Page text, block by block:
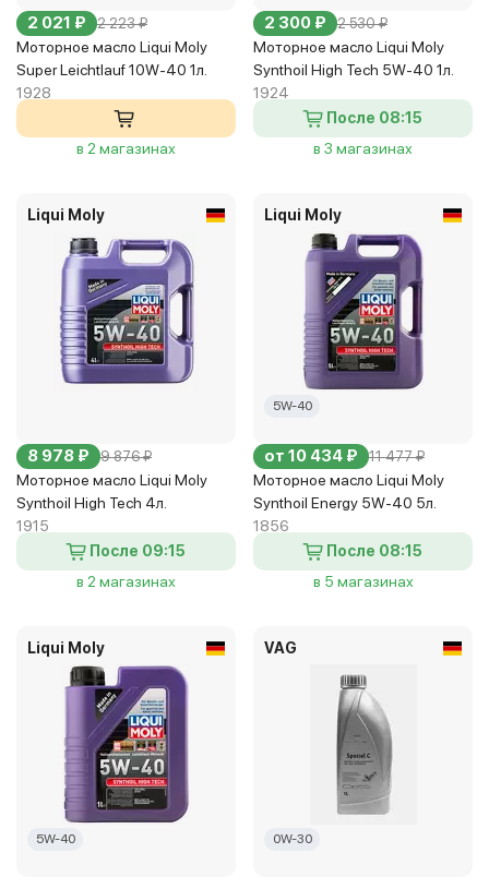
2 021 ₽ 2 223 ₽
Моторное масло Liqui Moly
Super Leichtlauf 10W-40 1л.
1928
в 2 магазинах
2 300 ₽ 2 530 ₽
Моторное масло Liqui Moly
Synthoil High Tech 5W-40 1л.
1924
После 08:15
в 3 магазинах
Liqui Moly
8 978 ₽ 9 876 ₽
Моторное масло Liqui Moly
Synthoil High Tech 4л.
1915
После 09:15
в 2 магазинах
Liqui Moly
5W-40
от 10 434 ₽ 11 477 ₽
Моторное масло Liqui Moly
Synthoil Energy 5W-40 5л.
1856
После 08:15
в 5 магазинах
Liqui Moly
5W-40
VAG
0W-30